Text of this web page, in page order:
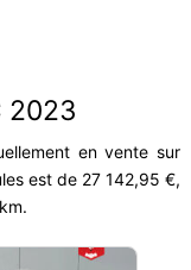
2023
en vente sur
est de 27 142,95 €,